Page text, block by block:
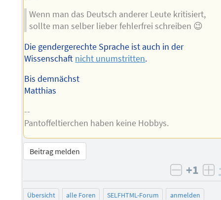
Wenn man das Deutsch anderer Leute kritisiert,
sollte man selber lieber fehlerfrei schreiben 😉
Die gendergerechte Sprache ist auch in der
Wissenschaft nicht unumstritten.
Bis demnächst
Matthias
--
Pantoffeltierchen haben keine Hobbys.
Beitrag melden
negativ
+1
Übersicht alle Foren SELFHTML-Forum
anmelden